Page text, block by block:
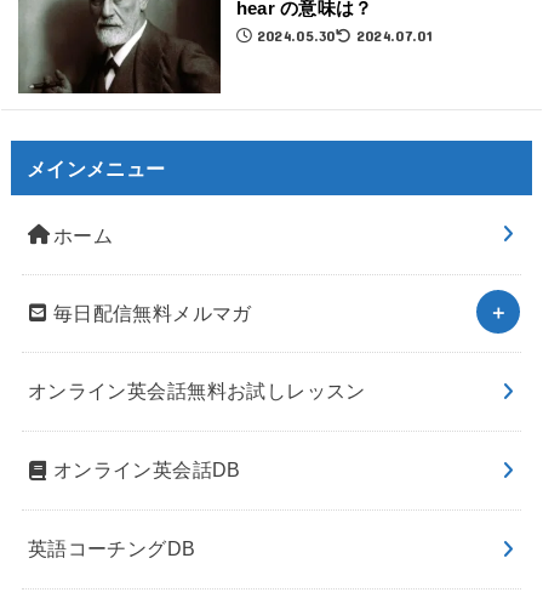
hear の意味は？
2024.05.30 2024.07.01
メインメニュー
ホーム
毎日配信無料メルマガ
オンライン英会話無料お試しレッスン
オンライン英会話DB
英語コーチングDB